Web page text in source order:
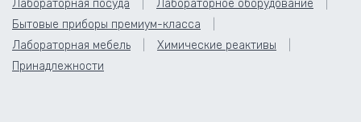
Лабораторная посуда
Лабораторное оборудование
Бытовые приборы премиум-класса
Лабораторная мебель
Химические реактивы
Принадлежности